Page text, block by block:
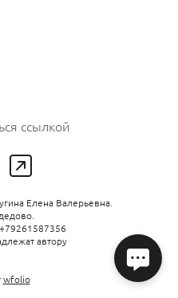
ссылкой
Елена Валерьевна.
автору
wfolio